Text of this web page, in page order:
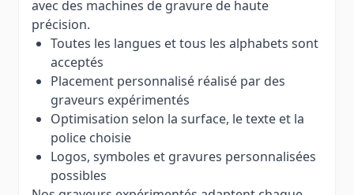
avec des machines de gravure de haute
précision.
Toutes les langues et tous les alphabets sont
acceptés
Placement personnalisé réalisé par des
graveurs expérimentés
Optimisation selon la surface, le texte et la
police choisie
Logos, symboles et gravures personnalisées
possibles